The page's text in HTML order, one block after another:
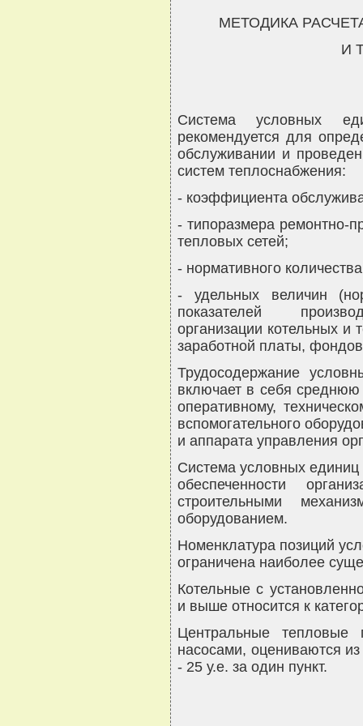
МЕТОДИКА
И
Система условных
рекомендуется для
обслуживании и
систем теплоснабжения:
- коэффициента
- типоразмера ремонтно-
тепловых сетей;
- нормативного
- удельных величин
показателей
организации котельных и
заработной платы,
Трудосодержание
включает в себя
оперативному,
вспомогательного
и аппарата управления
Система условных единиц
обеспеченности
строительными
оборудованием.
Номенклатура позиций
ограничена наиболее
Котельные с
и выше относится к
Центральные
насосами, оцениваются
- 25 у.е. за один пункт.